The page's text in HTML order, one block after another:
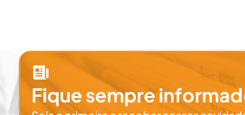
Fique sempre